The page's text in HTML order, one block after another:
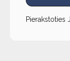
Pierakstoties